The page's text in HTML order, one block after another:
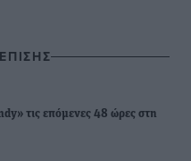
τις επόμενες 48 ώρες στη